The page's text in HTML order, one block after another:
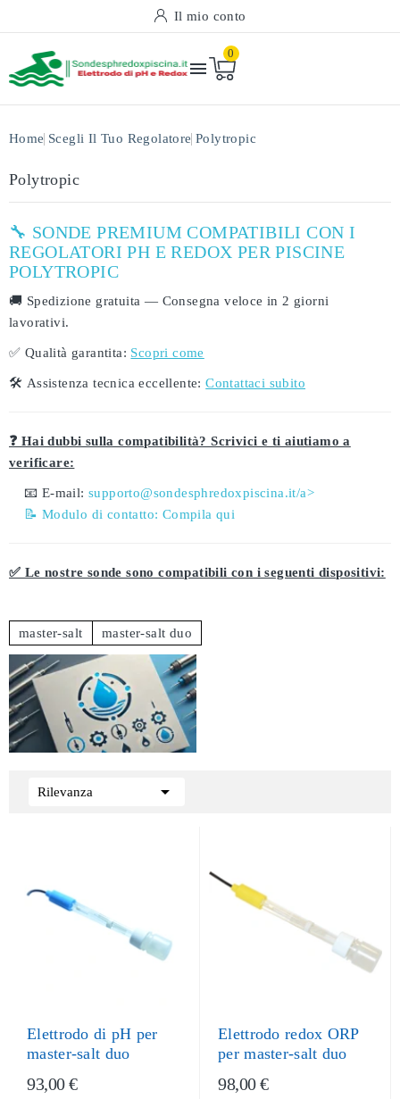
Il mio conto

0
Home Scegli Il Tuo Regolatore Polytropic
Polytropic
🔧 SONDE PREMIUM COMPATIBILI CON I
REGOLATORI PH E REDOX PER PISCINE
POLYTROPIC
🚚 Spedizione gratuita — Consegna veloce in 2 giorni
lavorativi.
✅ Qualità garantita: Scopri come
🛠️ Assistenza tecnica eccellente: Contattaci subito
❓ Hai dubbi sulla compatibilità? Scrivici e ti aiutiamo a
verificare:
📧 E-mail:supporto@sondesphredoxpiscina.it/a>
📝 Modulo di contatto: Compila qui
✅ Le nostre sonde sono compatibili con i seguenti dispositivi:
master-salt master-salt duo
Rilevanza 
Elettrodo di pH per
master-salt duo
93,00 €
Elettrodo redox ORP
per master-salt duo
98,00 €